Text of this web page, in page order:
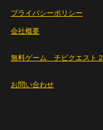
プライバシーポリシー
会社概要
無料ゲーム チビクエスト２
お問い合わせ